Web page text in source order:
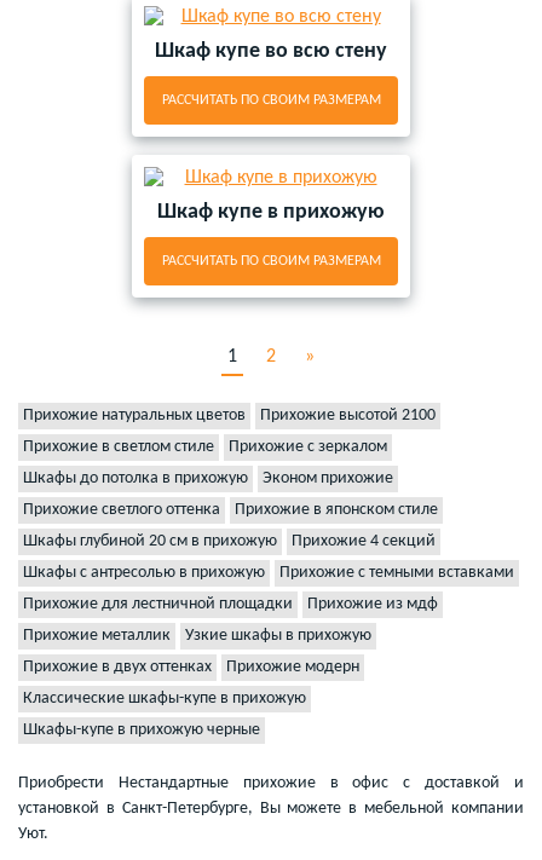
Шкаф купе во всю стену
РАССЧИТАТЬ ПО СВОИМ РАЗМЕРАМ
Шкаф купе в прихожую
РАССЧИТАТЬ ПО СВОИМ РАЗМЕРАМ
1 2 »
Прихожие натуральных цветов
Прихожие высотой 2100
Прихожие в светлом стиле
Прихожие с зеркалом
Шкафы до потолка в прихожую
Эконом прихожие
Прихожие светлого оттенка
Прихожие в японском стиле
Шкафы глубиной 20 см в прихожую
Прихожие 4 секций
Шкафы с антресолью в прихожую
Прихожие с темными вставками
Прихожие для лестничной площадки
Прихожие из мдф
Прихожие металлик
Узкие шкафы в прихожую
Прихожие в двух оттенках
Прихожие модерн
Классические шкафы-купе в прихожую
Шкафы-купе в прихожую черные
Приобрести Нестандартные прихожие в офис с доставкой и
установкой в Санкт-Петербурге, Вы можете в мебельной компании
Уют.